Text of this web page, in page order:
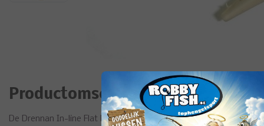
Productomschrijving
De Drennan In-line Flat Method Feeder & Mould is een set